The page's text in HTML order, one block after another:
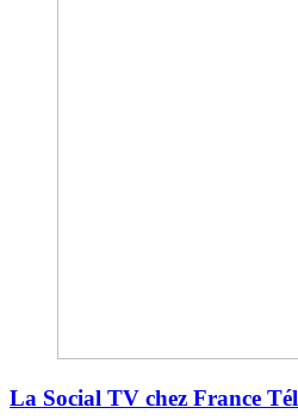
La Social TV chez France